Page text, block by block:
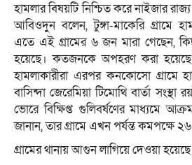
হামলার বিষয়টি নিশ্চিত করে নাইজার
আবিওদুন বলেন, টুঙ্গা-মাকেরি গ্রামে
এতে এই গ্রামের ৬ জন মারা গেছেন,
হয়েছে। কতজনকে অপহরণ করা
হামলাকারীরা এরপর কনকোসো গ্রামে
বাসিন্দা জেরেমিয়া টিমোথি বার্তা সংস্থা
ভোরে বিক্ষিপ্ত গুলিবর্ষণের মাধ্যমে
জানান, তার গ্রামে এখন পর্যন্ত কমপক্ষে
গ্রামের থানায় আগুন লাগিয়ে দেওয়া